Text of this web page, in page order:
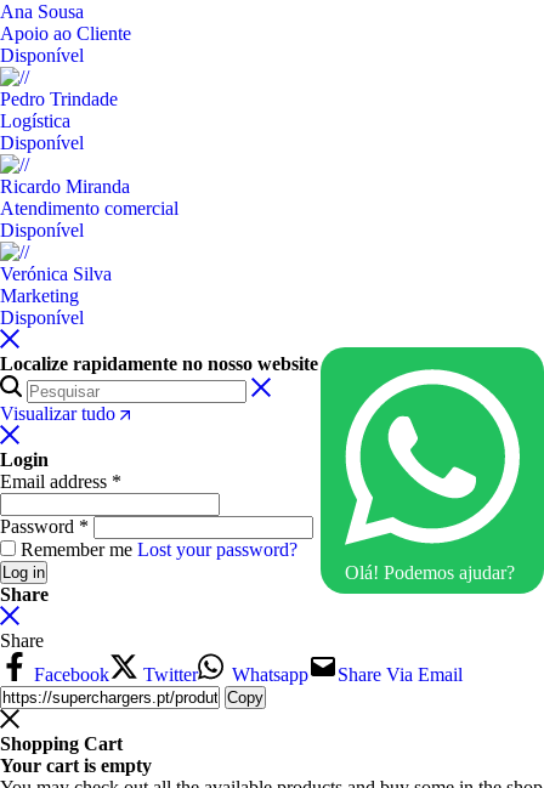
Ana Sousa
Apoio ao Cliente
Disponível
Pedro Trindade
Logística
Disponível
Ricardo Miranda
Atendimento comercial
Disponível
Verónica Silva
Marketing
Disponível
Olá! Podemos ajudar?
Localize rapidamente no nosso website
Visualizar tudo
Login
Email address *
Password *
Remember me Lost your password?
Log in
Share
Share
Facebook
Twitter Whatsapp Share Via Email
Copy
Shopping Cart
Your cart is empty